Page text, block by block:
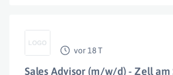
vor 18 T
Sales Advisor (m/w/d) - Zell am